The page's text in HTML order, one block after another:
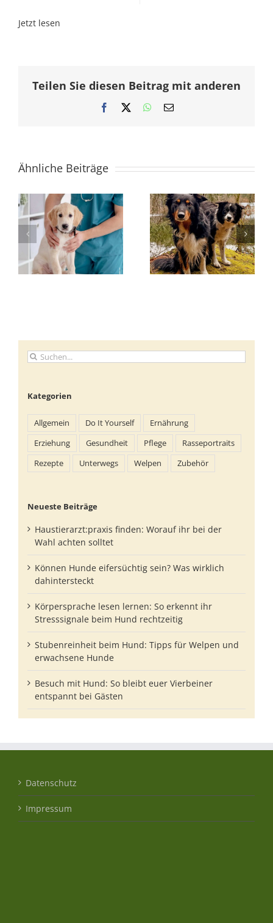
Jetzt lesen
Teilen Sie diesen Beitrag mit anderen
Facebook WhatsApp
E-
Ähnliche Beiträge
Suche
Kategorien
Allgemein Do It Yourself
Ernährung
Erziehung
Gesundheit Pflege
Rasseportraits
Rezepte
Unterwegs Welpen Zubehör
Neueste Beiträge
Haustierarzt:praxis finden: Worauf ihr bei der
Wahl achten solltet
Können Hunde eifersüchtig sein? Was wirklich
dahintersteckt
Körpersprache lesen lernen: So erkennt ihr
Stresssignale beim Hund rechtzeitig
Stubenreinheit beim Hund: Tipps für Welpen und
erwachsene Hunde
Besuch mit Hund: So bleibt euer Vierbeiner
entspannt bei Gästen
Datenschutz
Impressum